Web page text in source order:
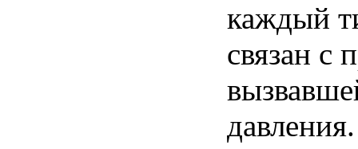
каждый
связан с
давления.